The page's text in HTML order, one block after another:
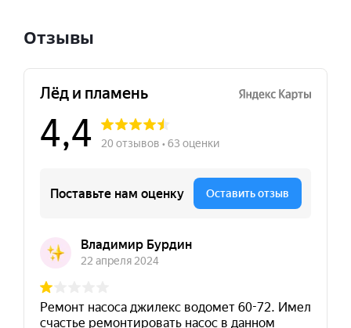
Отзывы